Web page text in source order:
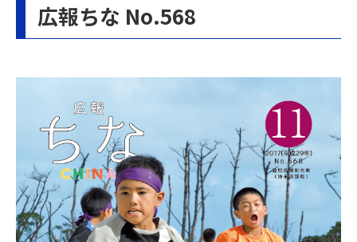
広報ちな No.568